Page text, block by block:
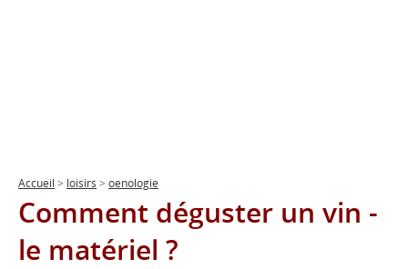
Accueil > loisirs > oenologie
Comment déguster un vin -
le matériel ?